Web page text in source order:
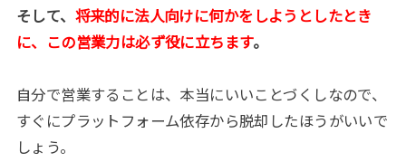
そして、 将来的に法人向けに何かをしようとしたとき
に、この営業力は必ず役に立ちます。
自分で営業することは、本当にいいことづくしなので、
すぐにプラットフォーム依存から脱却したほうがいいで
しょう。